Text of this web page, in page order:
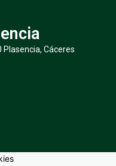
Cáceres